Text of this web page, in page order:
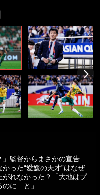
」監督からまさかの宣告…
った“愛媛の天才”はなぜ
がれなかった？「大地はプ
のに…と」